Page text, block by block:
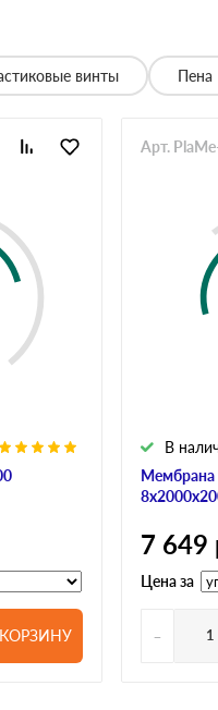
винты Пена
Мембрана
В
Арт.
7 649
Цена за
-